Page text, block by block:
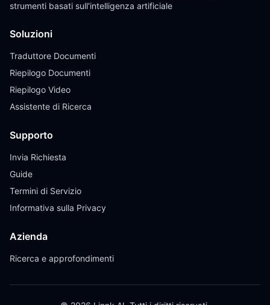
strumenti basati sull'intelligenza artificiale
Soluzioni
Traduttore Documenti
Riepilogo Documenti
Riepilogo Video
Assistente di Ricerca
Supporto
Invia Richiesta
Guide
Termini di Servizio
Informativa sulla Privacy
Azienda
Ricerca e approfondimenti